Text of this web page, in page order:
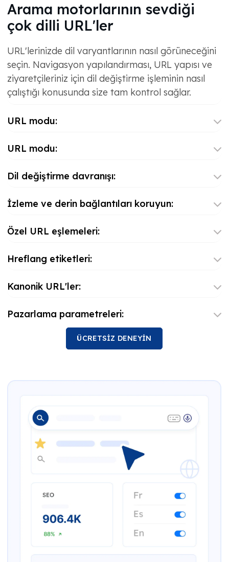
Arama motorlarının sevdiği
çok dilli URL'ler
URL'lerinizde dil varyantlarının nasıl görüneceğini
seçin. Navigasyon yapılandırması, URL yapısı ve
ziyaretçileriniz için dil değiştirme işleminin nasıl
çalıştığı konusunda size tam kontrol sağlar.
URL modu:
URL modu:
Dil değiştirme davranışı:
İzleme ve derin bağlantıları koruyun:
Özel URL eşlemeleri:
Hreflang etiketleri:
Kanonik URL'ler:
Pazarlama parametreleri:
ÜCRETSİZ DENEYİN